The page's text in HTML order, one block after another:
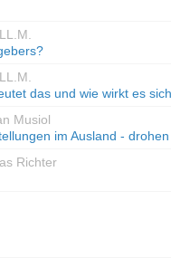
das und wie wirkt es
Musiol
im Ausland -
Richter